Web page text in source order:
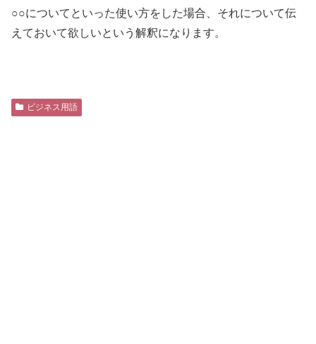
○○についてといった使い方をした場合、それについて伝
えておいて欲しいという解釈になります。
ビジネス用語